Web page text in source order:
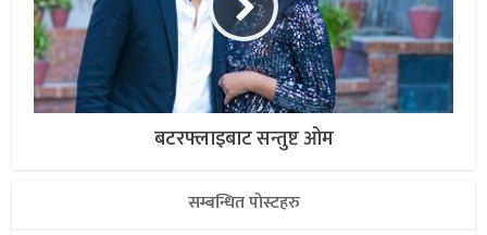
बटरफ्लाइबाट सन्तुष्ट ओम
सम्बन्धित पोस्टहरु